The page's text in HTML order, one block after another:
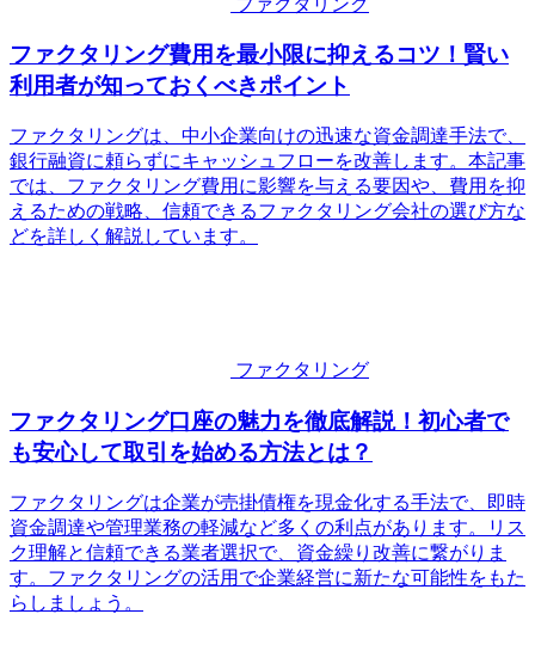
ファクタリング費用を最小限に抑えるコツ！賢い
利用者が知っておくべきポイント
ファクタリングは、中小企業向けの迅速な資金調達手法で、
銀行融資に頼らずにキャッシュフローを改善します。本記事
では、ファクタリング費用に影響を与える要因や、費用を抑
えるための戦略、信頼できるファクタリング会社の選び方な
どを詳しく解説しています。
ファクタリング
ファクタリング口座の魅力を徹底解説！初心者で
も安心して取引を始める方法とは？
ファクタリングは企業が売掛債権を現金化する手法で、即時
資金調達や管理業務の軽減など多くの利点があります。リス
ク理解と信頼できる業者選択で、資金繰り改善に繋がりま
す。ファクタリングの活用で企業経営に新たな可能性をもた
らしましょう。